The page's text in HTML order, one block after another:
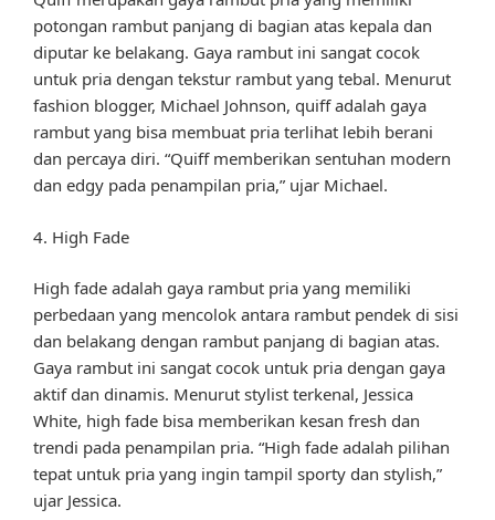
potongan rambut panjang di bagian atas kepala dan
diputar ke belakang. Gaya rambut ini sangat cocok
untuk pria dengan tekstur rambut yang tebal. Menurut
fashion blogger, Michael Johnson, quiff adalah gaya
rambut yang bisa membuat pria terlihat lebih berani
dan percaya diri. “Quiff memberikan sentuhan modern
dan edgy pada penampilan pria,” ujar Michael.
4. High Fade
High fade adalah gaya rambut pria yang memiliki
perbedaan yang mencolok antara rambut pendek di sisi
dan belakang dengan rambut panjang di bagian atas.
Gaya rambut ini sangat cocok untuk pria dengan gaya
aktif dan dinamis. Menurut stylist terkenal, Jessica
White, high fade bisa memberikan kesan fresh dan
trendi pada penampilan pria. “High fade adalah pilihan
tepat untuk pria yang ingin tampil sporty dan stylish,”
ujar Jessica.